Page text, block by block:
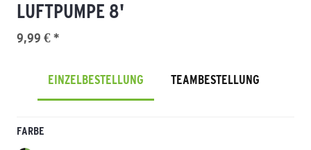
LUFTPUMPE 8'
9,99 € *
EINZELBESTELLUNG TEAMBESTELLUNG
FARBE